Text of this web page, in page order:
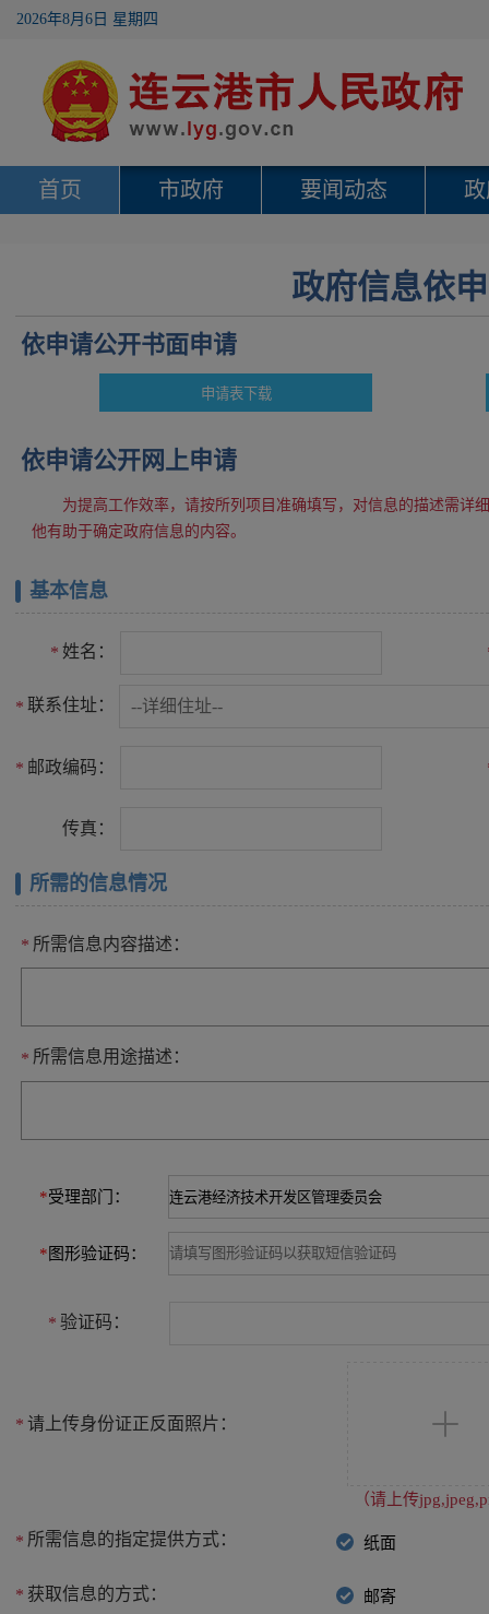
2026年8月6日 星期四
首页 市政府 要闻动态
政府信息依
依申请公开书面申请
依申请公开网上申请
为提高工作效率，请按所列项目准确填写，对信息的描述需详
他有助于确定政府信息的内容。
基本信息
* 姓名：
* 联系住址：
* 邮政编码：
传真：
所需的信息情况
* 所需信息内容描述：
* 所需信息用途描述：
*受理部门：
* 图形验证码：
* 验证码：
* 请上传身份证正反面照片：
（请上传
* 所需信息的指定提供方式： 纸面
* 获取信息的方式： 邮寄